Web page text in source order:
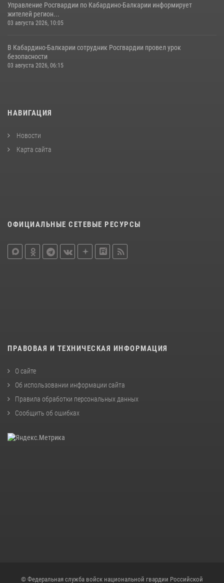
Управление Росгвардии по Кабардино-Балкарии информирует
жителей регион...
03 августа 2026, 10:05
В Кабардино‑Балкарии сотрудник Росгвардии провел урок
безопасности
03 августа 2026, 06:15
НАВИГАЦИЯ
Новости
Карта сайта
ОФИЦИАЛЬНЫЕ СЕТЕВЫЕ РЕСУРСЫ
ПРАВОВАЯ И ТЕХНИЧЕСКАЯ ИНФОРМАЦИЯ
О сайте
Об использовании информации сайта
Правила обработки персональных данных
Сообщить об ошибках
© Федеральная служба войск национальной гвардии Российской